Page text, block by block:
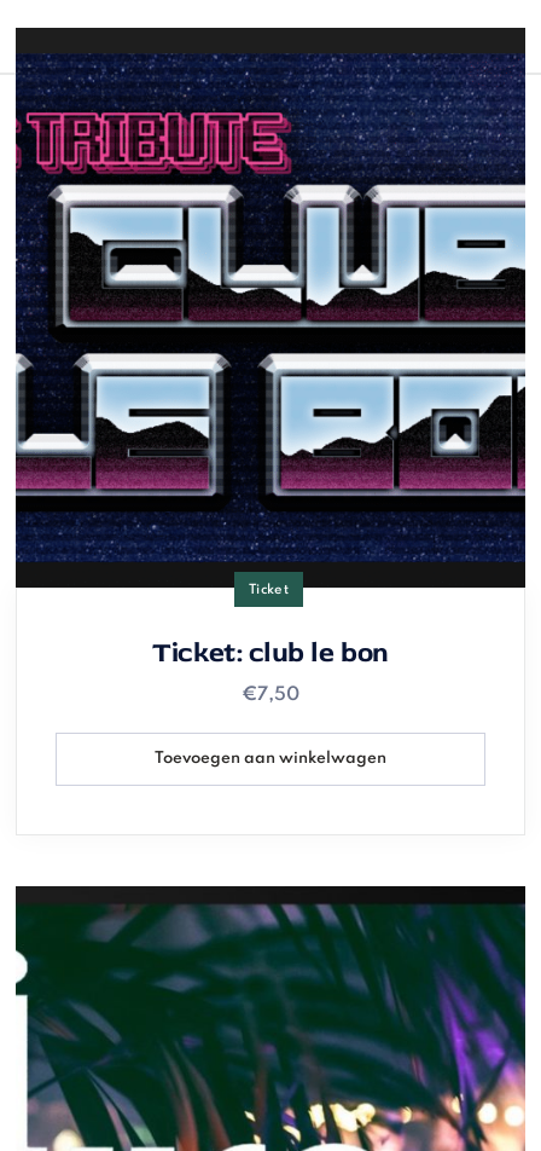
Ticket
Ticket: club le bon
€7,50
Toevoegen aan winkelwagen